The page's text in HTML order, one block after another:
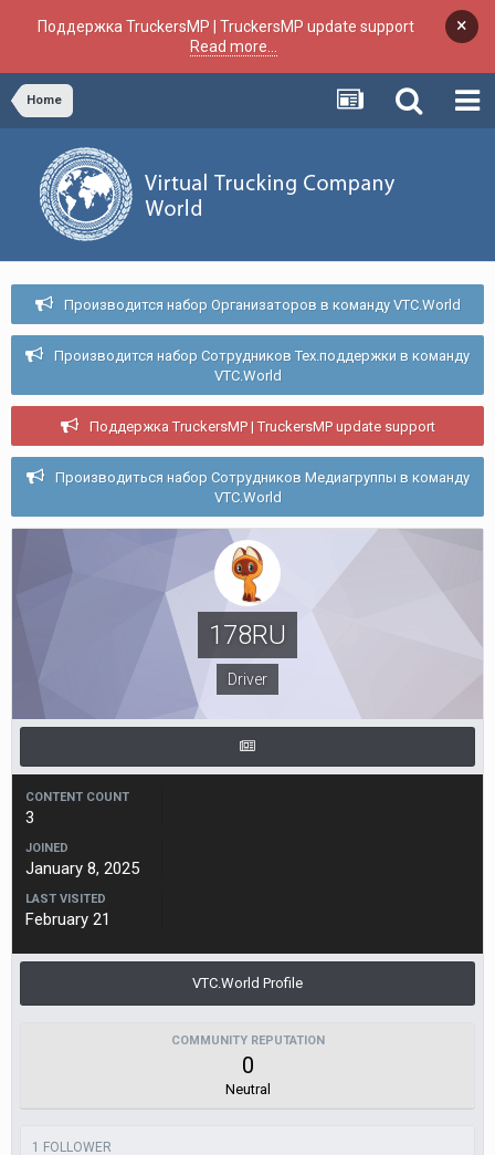
Поддержка TruckersMP | TruckersMP update support
Read more...
×
Home
Производится набор Организаторов в команду VTC.World
Производится набор Сотрудников Тех.поддержки в команду
VTC.World
Поддержка TruckersMP | TruckersMP update support
Производиться набор Сотрудников Медиагруппы в команду
VTC.World
178RU
Driver
CONTENT COUNT
3
JOINED
January 8, 2025
LAST VISITED
February 21
VTC.World Profile
COMMUNITY REPUTATION
0
Neutral
1 FOLLOWER